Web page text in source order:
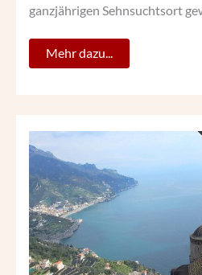
ganzjährigen Sehnsuchtsort
Mehr dazu...
AN
DER
AMALFIKÜSTE